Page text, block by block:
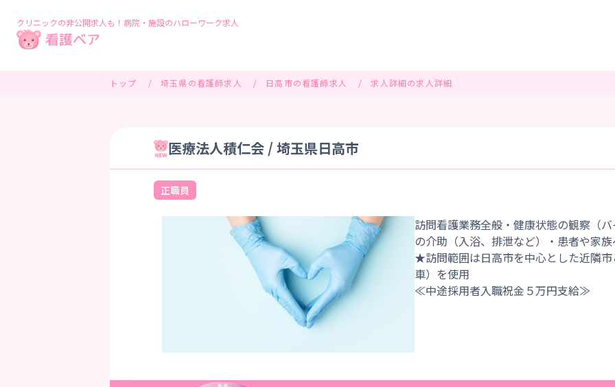
クリニックの非公開求人も！病院・施設のハローワーク求人
トップ 埼玉県の看護師求人 日高市の看護師求人 求人詳細の求人詳細
医療法人積仁会 / 埼玉県日高市
正職員
訪問看護業務全般・健康状態の観察（
の介助（入浴、排泄など）・患者や家
★訪問範囲は日高市を中心とした近隣
車）を使用